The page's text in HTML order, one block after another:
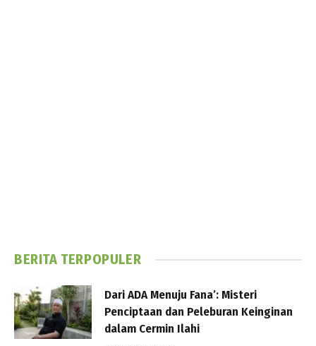
BERITA TERPOPULER
Dari ADA Menuju Fana’: Misteri
Penciptaan dan Peleburan Keinginan
dalam Cermin Ilahi